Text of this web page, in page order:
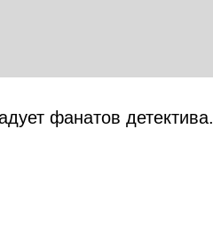
фанатов детектива.